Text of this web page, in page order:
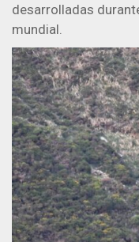
desarrolladas
mundial.